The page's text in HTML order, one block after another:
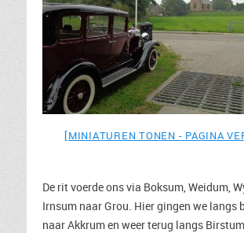
[MINIATUREN TONEN - PAGINA
De rit voerde ons via Boksum, Weidum,
Irnsum naar Grou. Hier gingen we langs
naar Akkrum en weer terug langs